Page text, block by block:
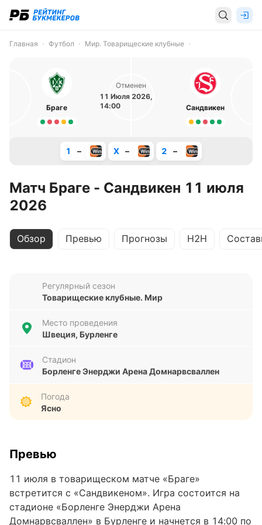
Главная Футбол Мир. Товарищеские клубные
Браге
Отменен
11 Июля 2026,
14:00
Сандвикен
1 – X – 2 –
Матч Браге - Сандвикен 11 июля
2026
Обзор Превью Прогнозы H2H
Регулярный сезон
Товарищеские клубные. Мир
Место проведения
Швеция, Бурленге
Стадион
Борленге Энерджи Арена Домнарвсваллен
Погода
Ясно
Превью
11 июля в товарищеском матче «Браге»
встретится с «Сандвикеном». Игра состоится на
стадионе «Борленге Энерджи Арена
Домнарвсваллен» в Бурленге и начнется в 14:00 по